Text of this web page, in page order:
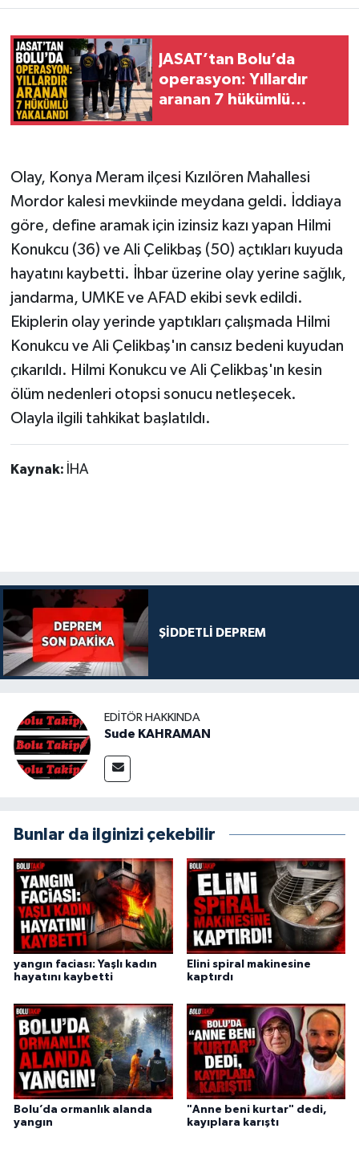
JASAT’tan Bolu’da
operasyon: Yıllardır
aranan 7 hükümlü
Olay, Konya Meram ilçesi Kızılören Mahallesi
Mordor kalesi mevkiinde meydana geldi. İddiaya
göre, define aramak için izinsiz kazı yapan Hilmi
Konukcu (36) ve Ali Çelikbaş (50) açtıkları kuyuda
hayatını kaybetti. İhbar üzerine olay yerine sağlık,
jandarma, UMKE ve AFAD ekibi sevk edildi.
Ekiplerin olay yerinde yaptıkları çalışmada Hilmi
Konukcu ve Ali Çelikbaş'ın cansız bedeni kuyudan
çıkarıldı. Hilmi Konukcu ve Ali Çelikbaş'ın kesin
ölüm nedenleri otopsi sonucu netleşecek.
Olayla ilgili tahkikat başlatıldı.
Kaynak: İHA
ŞİDDETLİ DEPREM
EDITÖR HAKKINDA
Sude KAHRAMAN
Bunlar da ilginizi çekebilir
yangın faciası: Yaşlı kadın
hayatını kaybetti
Elini spiral makinesine
kaptırdı
Bolu’da ormanlık alanda
yangın
"Anne beni kurtar" dedi,
kayıplara karıştı